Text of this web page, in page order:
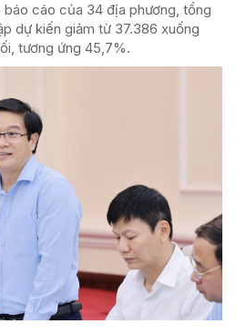
cáo của 34 địa phương, tổng
dự kiến giảm từ 37.386 xuống
tương ứng 45,7%.